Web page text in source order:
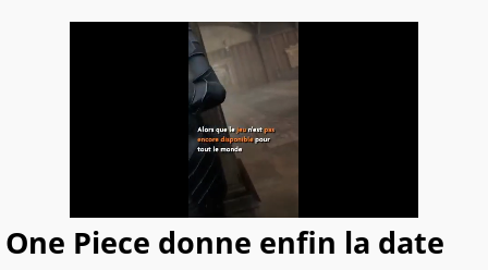
One Piece donne enfin la date